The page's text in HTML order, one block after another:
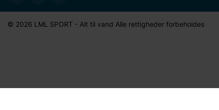
© 2026 LML SPORT - Alt til vand Alle rettigheder forbeholdes